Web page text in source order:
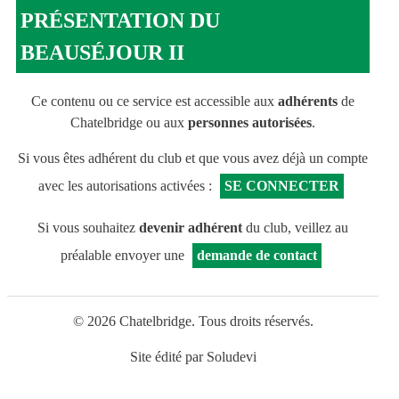
PRÉSENTATION DU
BEAUSÉJOUR II
Ce contenu ou ce service est accessible aux adhérents de
Chatelbridge ou aux personnes autorisées.
Si vous êtes adhérent du club et que vous avez déjà un compte
avec les autorisations activées :
SE CONNECTER
Si vous souhaitez devenir adhérent du club, veillez au
préalable envoyer une
demande de contact
© 2026 Chatelbridge. Tous droits réservés.
Site édité par Soludevi